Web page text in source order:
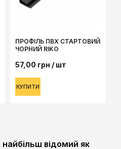
ПРОФІЛЬ ПВХ СТАРТОВИЙ
ЧОРНИЙ RIKO
57,00 грн / шт
КУПИТИ
найбільш відомий як